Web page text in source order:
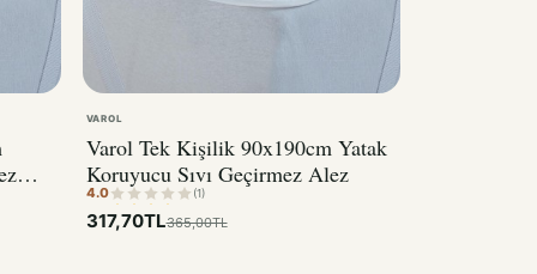
VAROL
Varol Tek Kişilik 90x190cm Yatak
Koruyucu Sıvı Geçirmez Alez
4.0 (1)
317,70TL365,00TL